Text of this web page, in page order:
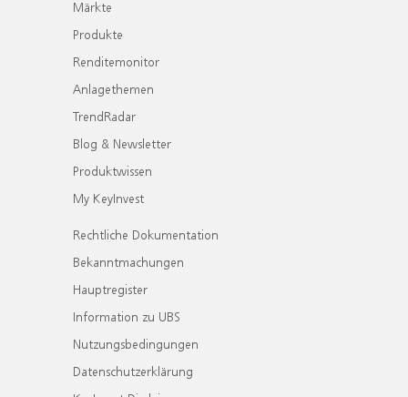
Märkte
Produkte
Renditemonitor
Anlagethemen
TrendRadar
Blog & Newsletter
Produktwissen
My KeyInvest
Rechtliche Dokumentation
Bekanntmachungen
Hauptregister
Information zu UBS
Nutzungsbedingungen
Datenschutzerklärung